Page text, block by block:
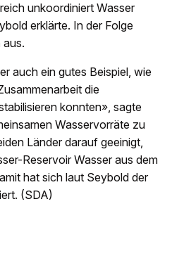
unkoordiniert Wasser
erklärte. In der Folge
auch ein gutes Beispiel, wie
die
konnten», sagte
Wasservorräte zu
Länder darauf geeinigt,
Reservoir Wasser aus dem
hat sich laut Seybold der
(SDA)